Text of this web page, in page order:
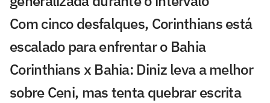
Com cinco desfalques, Corinthians está
escalado para enfrentar o Bahia
Corinthians x Bahia: Diniz leva a melhor
sobre Ceni, mas tenta quebrar escrita